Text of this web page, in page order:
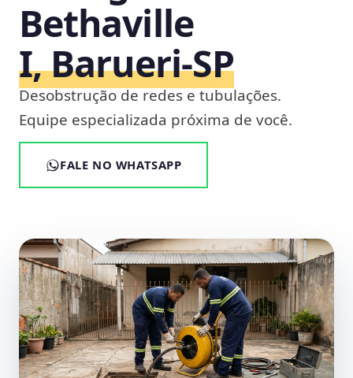
Bethaville
I, Barueri‑SP
Desobstrução de redes e tubulações.
Equipe especializada próxima de você.
FALE NO WHATSAPP